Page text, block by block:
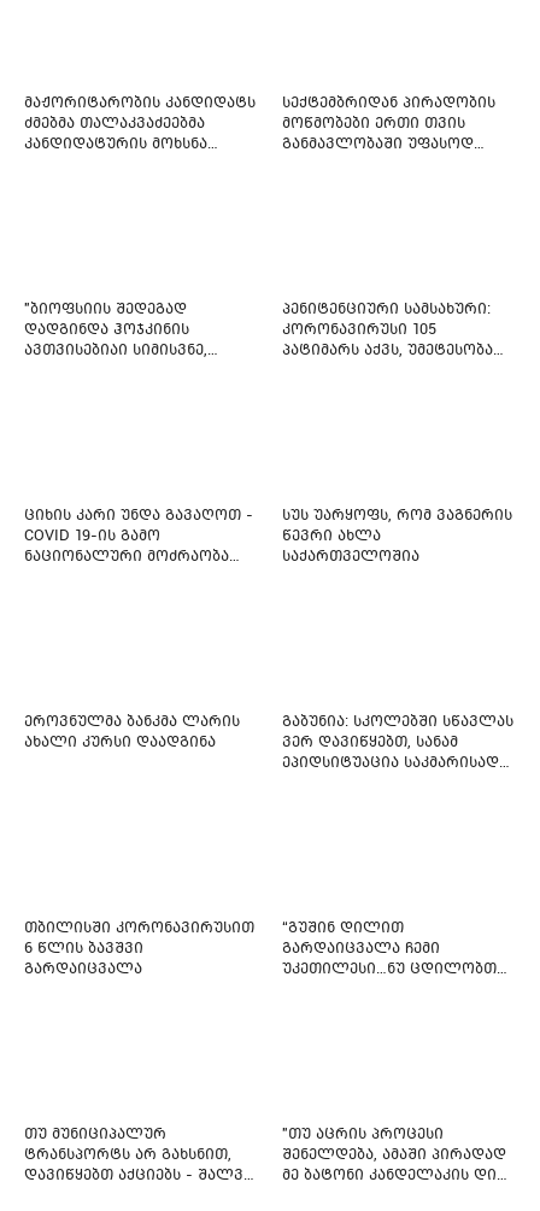
მაჟორიტარობის კანდიდატს
ძმებმა თალაკვაძეებმა
კანდიდატურის მოხსნა
სექტემბრიდან პირადობის
მოწმობები ერთი თვის
განმავლობაში უფასოდ
"ბიოფსიის შედეგად
დადგინდა ჰოჯკინის
ავთვისებიაი სიმისვნე,
პენიტენციური სამსახური:
კორონავირუსი 105
პატიმარს აქვს, უმეტესობა
ციხის კარი უნდა გავაღოთ -
COVID 19-ის გამო
ნაციონალური მოძრაობა
სუს უარყოფს, რომ ვაგნერის
წევრი ახლა
საქართველოშია
ეროვნულმა ბანკმა ლარის
ახალი კურსი დაადგინა
გაბუნია: სკოლებში სწავლას
ვერ დავიწყებთ, სანამ
ეპიდსიტუაცია საკმარისად
თბილისში კორონავირუსით
6 წლის ბავშვი
გარდაიცვალა
“გუშინ დილით
გარდაიცვალა ჩემი
უკეთილესი…ნუ ცდილობთ
თუ მუნიციპალურ
ტრანსპორტს არ გახსნით,
დავიწყებთ აქციებს - შალვა
"თუ აცრის პროცესი
შენელდება, ამაში პირადად
მე ბატონი კანდელაკის დიდ